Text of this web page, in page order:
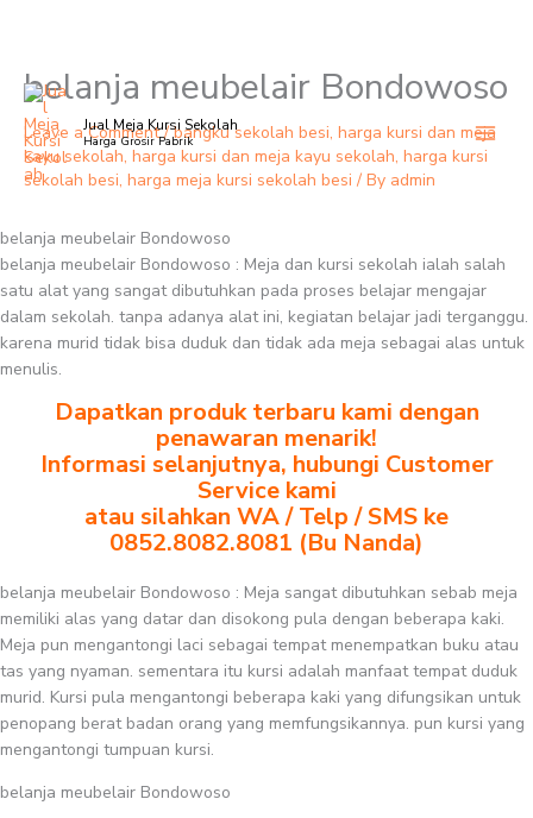
Skip
content
Jual Meja Kursi Sekolah
Harga Grosir Pabrik
belanja meubelair Bondowoso
Leave a Comment /bangku sekolah besi, harga kursi dan meja
kayu sekolah, harga kursi dan meja kayu sekolah, harga kursi
sekolah besi, harga meja kursi sekolah besi / By admin
belanja meubelair Bondowoso
belanja meubelair Bondowoso : Meja dan kursi sekolah ialah salah
satu alat yang sangat dibutuhkan pada proses belajar mengajar
dalam sekolah. tanpa adanya alat ini, kegiatan belajar jadi terganggu.
karena murid tidak bisa duduk dan tidak ada meja sebagai alas untuk
menulis.
Dapatkan produk terbaru kami dengan
penawaran menarik!
Informasi selanjutnya, hubungi Customer
Service kami
atau silahkan WA / Telp / SMS ke
0852.8082.8081 (Bu Nanda)
belanja meubelair Bondowoso : Meja sangat dibutuhkan sebab meja
memiliki alas yang datar dan disokong pula dengan beberapa kaki.
Meja pun mengantongi laci sebagai tempat menempatkan buku atau
tas yang nyaman. sementara itu kursi adalah manfaat tempat duduk
murid. Kursi pula mengantongi beberapa kaki yang difungsikan untuk
penopang berat badan orang yang memfungsikannya. pun kursi yang
mengantongi tumpuan kursi.
belanja meubelair Bondowoso